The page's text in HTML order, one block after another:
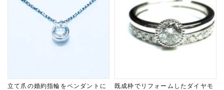
立て爪の婚約指輪をペンダントに
既成枠でリフォームしたダイヤモ